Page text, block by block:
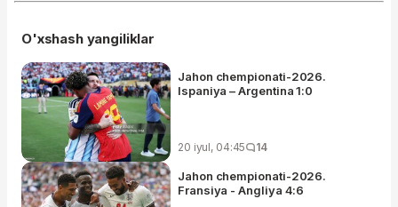
O'xshash yangiliklar
Jahon chempionati-2026.
Ispaniya – Argentina 1:0
20 iyul, 04:45 14
Jahon chempionati-2026.
Fransiya - Angliya 4:6